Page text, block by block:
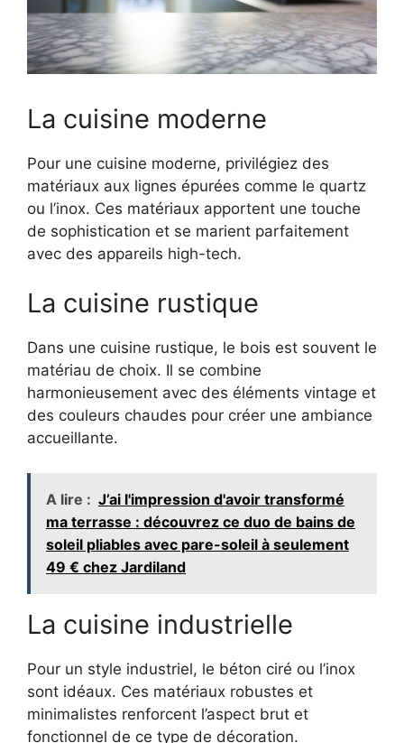
La cuisine moderne
Pour une cuisine moderne, privilégiez des
matériaux aux lignes épurées comme le quartz
ou l’inox. Ces matériaux apportent une touche
de sophistication et se marient parfaitement
avec des appareils high-tech.
La cuisine rustique
Dans une cuisine rustique, le bois est souvent le
matériau de choix. Il se combine
harmonieusement avec des éléments vintage et
des couleurs chaudes pour créer une ambiance
accueillante.
A lire : J’ai l'impression d'avoir transformé
ma terrasse : découvrez ce duo de bains de
soleil pliables avec pare-soleil à seulement
49 € chez Jardiland
La cuisine industrielle
Pour un style industriel, le béton ciré ou l’inox
sont idéaux. Ces matériaux robustes et
minimalistes renforcent l’aspect brut et
fonctionnel de ce type de décoration.